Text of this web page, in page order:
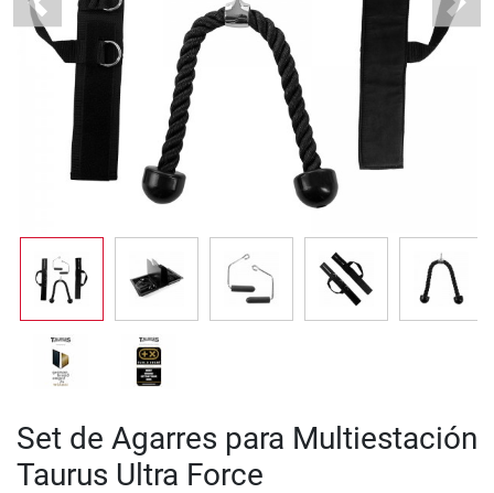
Previous Next
Set de Agarres para Multiestación
Taurus Ultra Force